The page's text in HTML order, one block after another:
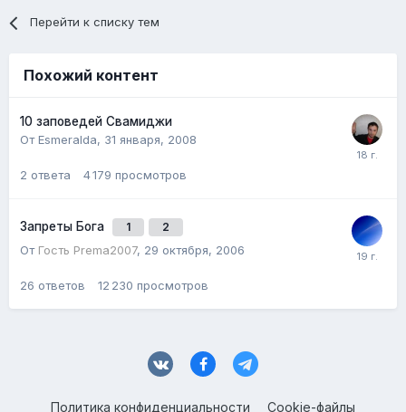
Перейти к списку тем
Похожий контент
10 заповедей Свамиджи
От Esmeralda, 31 января, 2008
2 ответа 4 179 просмотров
Запреты Бога 1 2
От Гость Prema2007, 29 октября, 2006
26 ответов 12 230 просмотров
Политика конфиденциальности Cookie-файлы